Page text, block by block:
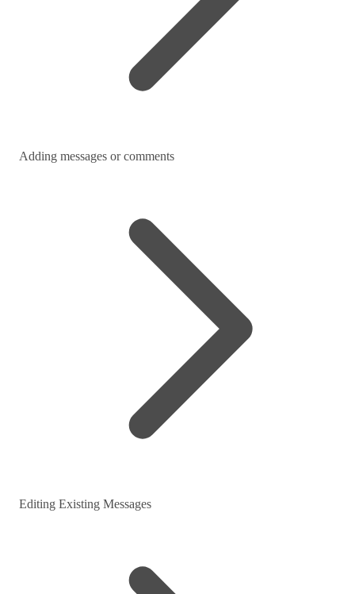
Adding messages or comments
Editing Existing Messages